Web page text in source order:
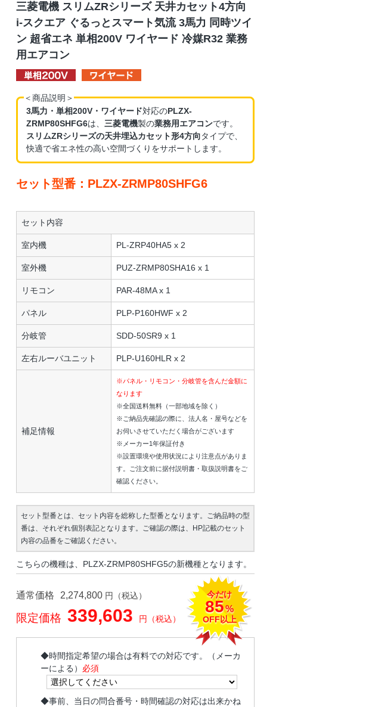
三菱電機 スリムZRシリーズ 天井カセット4方向
i-スクエア ぐるっとスマート気流 3馬力 同時ツイ
ン 超省エネ 単相200V ワイヤード 冷媒R32 業務
用エアコン
＜商品説明＞
3馬力・単相200V・ワイヤード対応のPLZX-
ZRMP80SHFG6は、 三菱電機製の業務用エアコンです。
スリムZRシリーズの天井埋込カセット形4方向タイプで、
快適で省エネ性の高い空間づくりをサポートします。
セット型番：PLZX-ZRMP80SHFG6
セット内容
室内機 PL-ZRP40HA5 x 2
室外機 PUZ-ZRMP80SHA16 x 1
リモコン PAR-48MA x 1
パネル PLP-P160HWF x 2
分岐管 SDD-50SR9 x 1
左右ルーバユニット PLP-U160HLR x 2
補足情報
※パネル・リモコン・分岐管を含んだ金額に
なります
※全国送料無料（一部地域を除く）
※ご納品先確認の際に、法人名・屋号などを
お伺いさせていただく場合がございます
※メーカー1年保証付き
※設置環境や使用状況により注意点がありま
す。ご注文前に据付説明書・取扱説明書をご
確認ください。
セット型番とは、セット内容を総称した型番となります。ご納品時の型
番は、それぞれ個別表記となります。ご確認の際は、HP記載のセット
内容の品番をご確認ください。
こちらの機種は、PLZX-ZRMP80SHFG5の新機種となります。
通常価格 2,274,800 円（税込）
限定価格 339,603 円（税込）
今だけ
85%
OFF以上
◆時間指定希望の場合は有料での対応です。（メーカ
ーによる） 必須
◆事前、当日の問合番号・時間確認の対応は出来かね